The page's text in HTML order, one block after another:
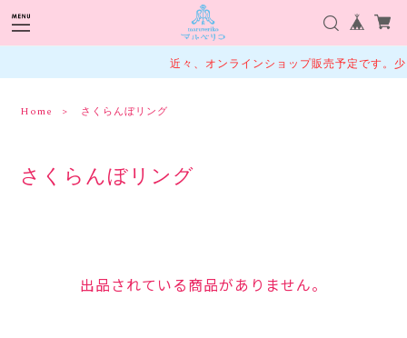
近々、オンラインショップ販売予定です。
Home さくらんぼリング
さくらんぼリング
出品されている商品がありません。